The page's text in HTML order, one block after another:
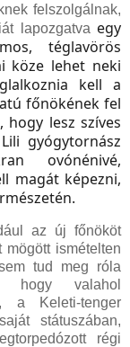
felszolgálnak,
lapozgatva egy
téglavörös
köze lehet neki
kell a
főnökének fel
hogy lesz szíves
gyógytornász
ovónénivé,
magát képezni,
az új főnököt
mögött ismételten
tud meg róla
hogy valahol
a Keleti-tenger
státuszában,
régi